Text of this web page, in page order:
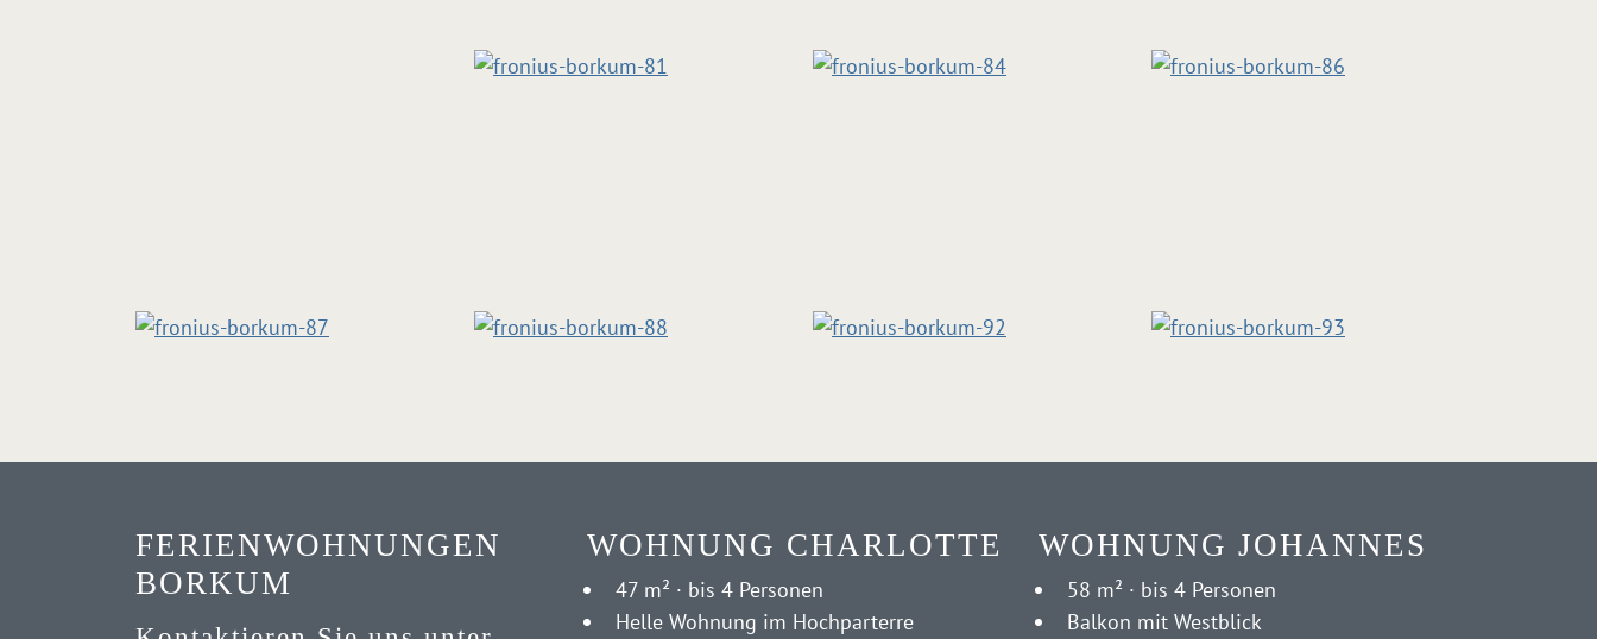
FERIENWOHNUNGEN
BORKUM
WOHNUNG CHARLOTTE
47 m² · bis 4 Personen
Helle Wohnung im Hochparterre
WOHNUNG JOHANNES
58 m² · bis 4 Personen
Balkon mit Westblick